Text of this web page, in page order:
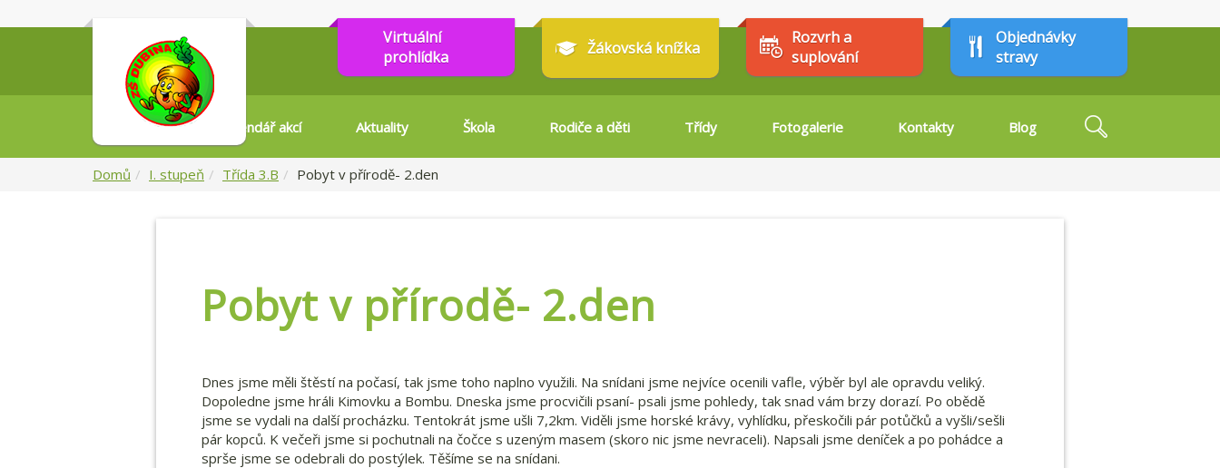
Virtuální
prohlídka
Žákovská knížka
Rozvrh a
suplování
Objednávky
stravy
Vyhledávání
Kalendář akcí
Aktuality Škola Rodiče a děti Třídy Fotogalerie Kontakty Blog
Domů I. stupeň Třída 3.B Pobyt v přírodě- 2.den
Pobyt v přírodě- 2.den
Dnes jsme měli štěstí na počasí, tak jsme toho naplno využili. Na snídani jsme nejvíce ocenili vafle, výběr byl ale opravdu veliký.
Dopoledne jsme hráli Kimovku a Bombu. Dneska jsme procvičili psaní- psali jsme pohledy, tak snad vám brzy dorazí. Po obědě
jsme se vydali na další procházku. Tentokrát jsme ušli 7,2km. Viděli jsme horské krávy, vyhlídku, přeskočili pár potůčků a vyšli/sešli
pár kopců. K večeři jsme si pochutnali na čočce s uzeným masem (skoro nic jsme nevraceli). Napsali jsme deníček a po pohádce a
sprše jsme se odebrali do postýlek. Těšíme se na snídani.